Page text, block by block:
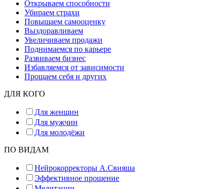
Открываем способности
Убираем страхи
Повышаем самооценку
Выздоравливаем
Увеличиваем продажи
Поднимаемся по карьере
Развиваем бизнес
Избавляемся от зависимости
Прощаем себя и других
ДЛЯ КОГО
Для женщин
Для мужчин
Для молодёжи
ПО ВИДАМ
Нейрокорректоры А.Свияша
Эффективное прощение